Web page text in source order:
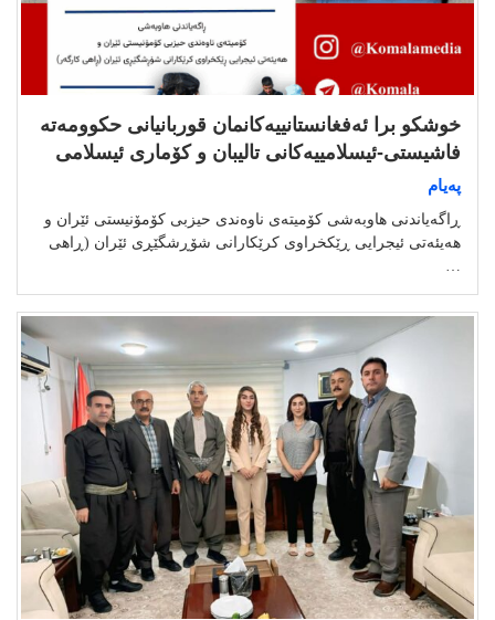
خوشكو برا ئه‌فغانستانییه‌كانمان قوربانیانی حکوومەتە
فاشیستی-ئیسلامییه‌كانی تالیبان و كۆماری ئیسلامی
پەیام
ڕاگەیاندنی هاوبەشی کۆمیتەی ناوەندی حیزبی کۆمۆنیستی ئێران و
هەیئەتی ئیجرایی ڕێکخراوی کرێکارانی شۆڕشگێڕی ئێران (ڕاهی
…